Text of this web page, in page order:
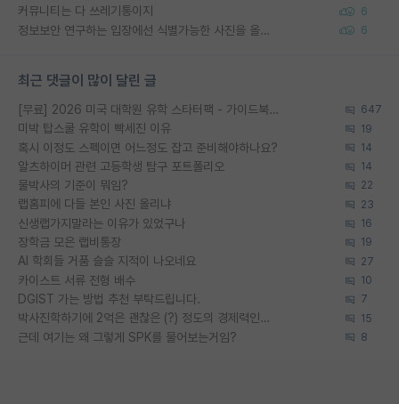
커뮤니티는 다 쓰레기통이지 6
정보보안 연구하는 입장에선 식별가능한 사진을 올리는건 비추이긴함 6
최근 댓글이 많이 달린 글
[무료] 2026 미국 대학원 유학 스타터팩 - 가이드북 & 합격자 컨택메일 템플릿 647
미박 탑스쿨 유학이 빡세진 이유 19
혹시 이정도 스펙이면 어느정도 잡고 준비해야하나요? 14
알츠하이머 관련 고등학생 탐구 포트폴리오 14
물박사의 기준이 뭐임? 22
랩홈피에 다들 본인 사진 올리냐 23
신생랩가지말라는 이유가 있었구나 16
장학금 모은 랩비통장 19
AI 학회들 거품 슬슬 지적이 나오네요 27
카이스트 서류 전형 배수 10
DGIST 가는 방법 추천 부탁드립니다. 7
박사진학하기에 2억은 괜찮은 (?) 정도의 경제력인가요 15
근데 여기는 왜 그렇게 SPK를 물어보는거임? 8